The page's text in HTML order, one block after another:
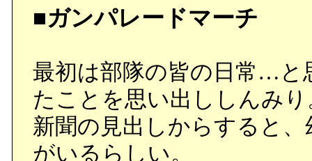
■ガンパレードマーチ
最初は部隊の皆の日常…と
たことを思い出ししんみり
新聞の見出しからすると
がいるらしい。